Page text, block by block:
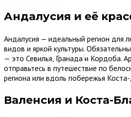
Андалусия и её
Андалусия — идеальный регион для
видов и яркой культуры.
— это Севилья, Гранада и Кордоба.
отправьтесь в путешествие по
региона или вдоль побережья
Валенсия и Коста-